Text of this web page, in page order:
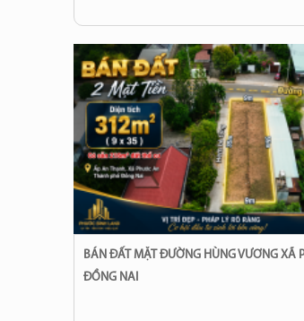
BÁN ĐẤT MẶT ĐƯỜNG HÙNG VƯƠNG XÃ PHƯỚC AN, TP
ĐỒNG NAI